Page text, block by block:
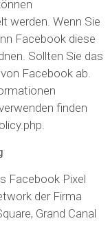
werden. Wenn Sie
Facebook diese
Sollten Sie das
Facebook ab.
finden
Facebook Pixel
der Firma
Grand Canal